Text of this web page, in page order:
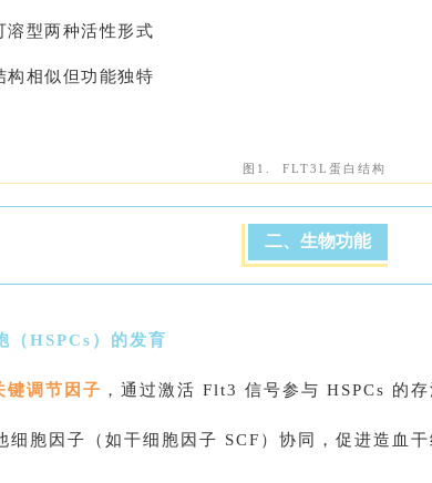
溶型两种活性形式
构相似但功能独特
图1. FLT3L蛋白结构
二、生物功能
（HSPCs）的发育
键调节因子 ，通过激活 Flt3 信号参与 HSPCs 的存
细胞因子（如干细胞因子 SCF）协同，促进造血